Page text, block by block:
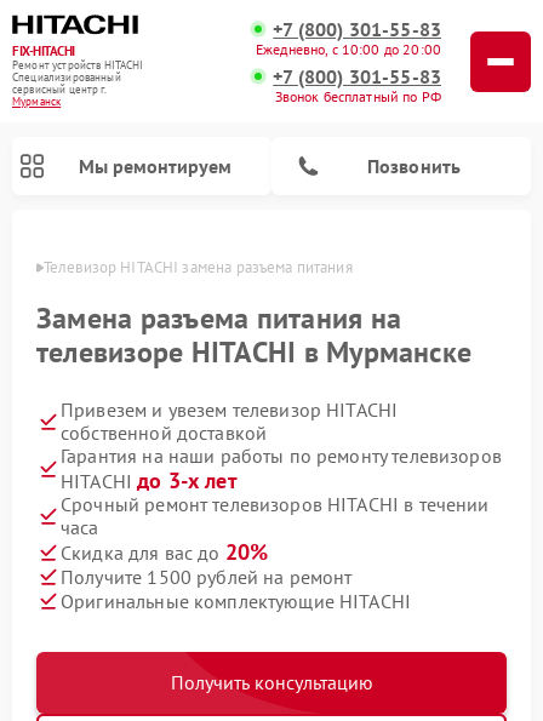
FIX-HITACHI
Ремонт устройств HITACHI
Специализированный
cервисный центр г.
Мурманск
+7 (800) 301-55-83
Ежедневно, с 10:00 до 20:00
+7 (800) 301-55-83
Звонок бесплатный по РФ
Мы ремонтируем Позвонить
Телевизор HITACHI замена разъема питания
Замена разъема питания на
телевизоре HITACHI в Мурманске
Привезем и увезем телевизор HITACHI
собственной доставкой
Гарантия на наши работы по ремонту телевизоров
HITACHIдо 3-х лет
Срочный ремонт телевизоров HITACHI в течении
часа
Скидка для вас до 20%
Получите 1500 рублей на ремонт
Оригинальные комплектующие HITACHI
Получить консультацию